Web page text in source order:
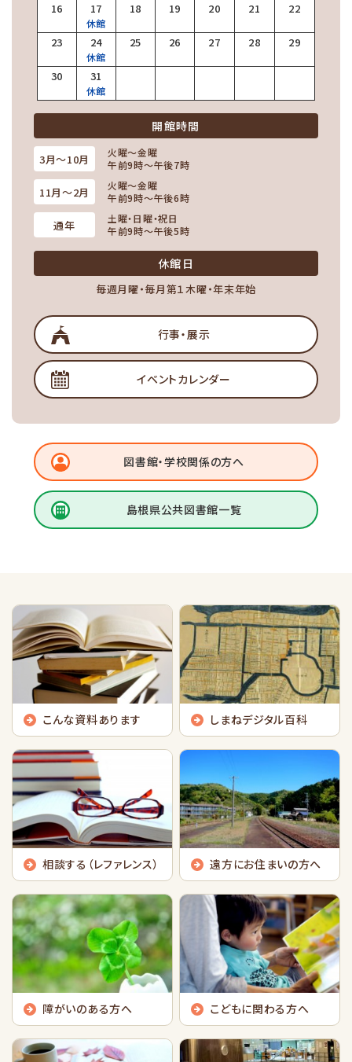
16 17
休館
18 19 20 21 22
23 24
休館
25 26 27 28 29
30 31
休館
開館時間
3月～10月
火曜～金曜
午前9時～午後7時
11月～2月
火曜～金曜
午前9時～午後6時
通年
土曜・日曜・祝日
午前9時～午後5時
休館日
毎週月曜・毎月第１木曜・年末年始
行事・展示
イベントカレンダー
図書館・学校関係の方へ
島根県公共図書館一覧
こんな資料あります しまねデジタル百科
相談する（レファレンス） 遠方にお住まいの方へ
障がいのある方へ こどもに関わる方へ